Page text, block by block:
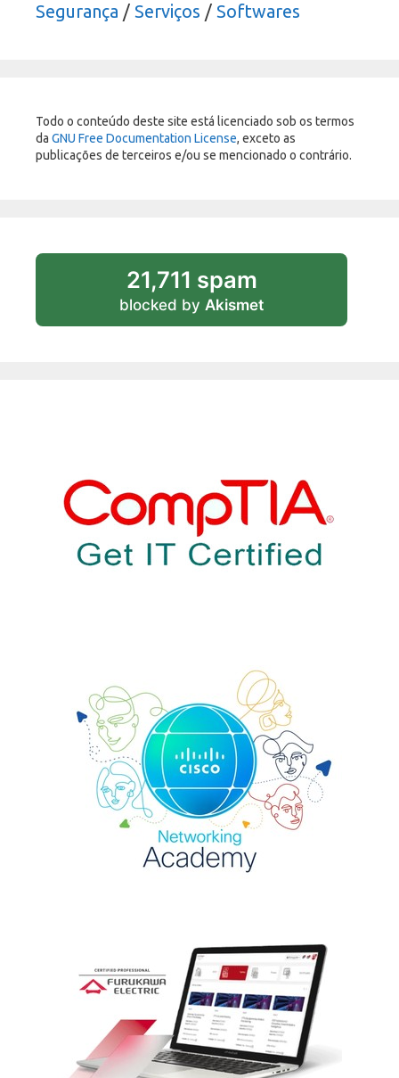
Segurança / Serviços / Softwares
Todo o conteúdo deste site está licenciado sob os termos
da GNU Free Documentation License, exceto as
publicações de terceiros e/ou se mencionado o contrário.
21,711 spam
blocked by Akismet